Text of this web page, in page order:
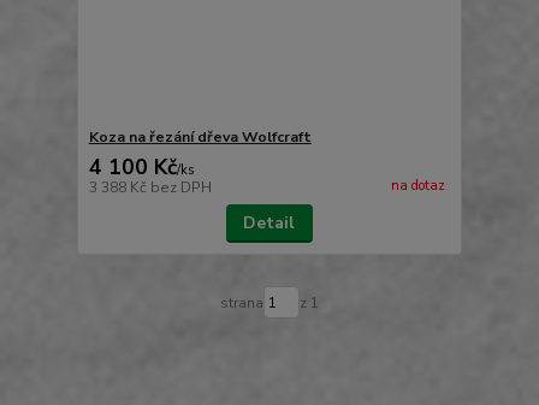
Koza na řezání dřeva Wolfcraft
4 100 Kč/ks
3 388 Kč bez DPH na dotaz
Detail
strana z 1